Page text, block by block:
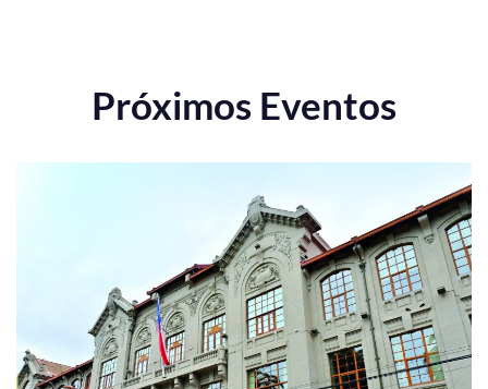
Próximos Eventos